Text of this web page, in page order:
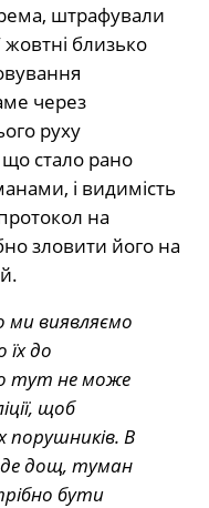
штрафували
жовтні близько
через
руху
стало рано
і видимість
на
зловити його на
ми виявляємо
до
тут не може
щоб
В
дощ, туман
бути